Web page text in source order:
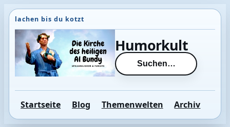
Direkt
zum
Inhalt
wechseln
Humorkult
Suchen…
Startseite Blog Themenwelten Archiv